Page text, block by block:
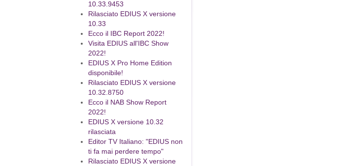
10.33.9453
Rilasciato EDIUS X versione
10.33
Ecco il IBC Report 2022!
Visita EDIUS all'IBC Show
2022!
EDIUS X Pro Home Edition
disponibile!
Rilasciato EDIUS X versione
10.32.8750
Ecco il NAB Show Report
2022!
EDIUS X versione 10.32
rilasciata
Editor TV Italiano: "EDIUS non
ti fa mai perdere tempo"
Rilasciato EDIUS X versione